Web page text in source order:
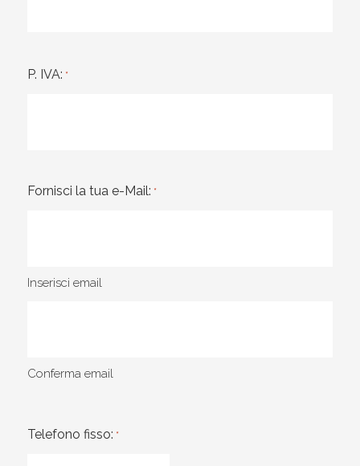
P. IVA: *
Fornisci la tua e-Mail: *
Inserisci email
Conferma email
Telefono fisso: *